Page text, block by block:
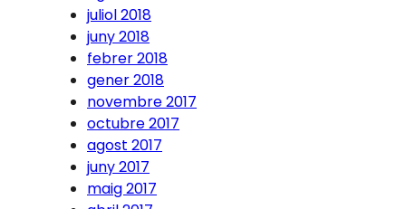
juliol 2018
juny 2018
febrer 2018
gener 2018
novembre 2017
octubre 2017
agost 2017
juny 2017
maig 2017